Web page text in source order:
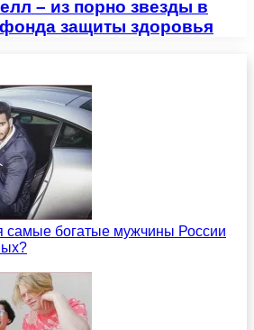
– из порно звезды в
защиты здоровья
самые богатые мужчины России